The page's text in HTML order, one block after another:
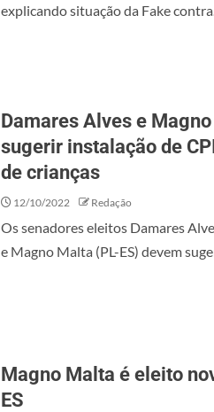
explicando situação da Fake contra...
Damares Alves e
sugerir instalação de
de crianças
12/10/2022 Redação
Os senadores eleitos Damares
e Magno Malta (PL-ES) devem
Magno Malta é eleito
ES